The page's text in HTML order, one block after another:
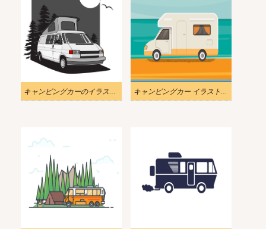
キャンピングカーのイラスト無料6 キャンピングカー イラスト 無料画像